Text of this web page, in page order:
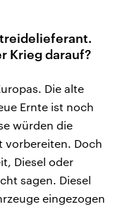
Krieg darauf?
Die alte
Ernte ist noch
würden die
vorbereiten. Doch
Diesel oder
sagen. Diesel
eingezogen